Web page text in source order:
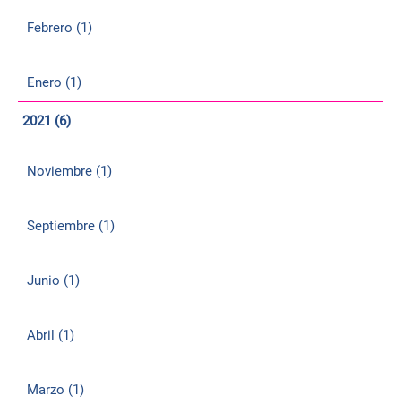
Febrero (1)
Enero (1)
2021 (6)
Noviembre (1)
Septiembre (1)
Junio (1)
Abril (1)
Marzo (1)